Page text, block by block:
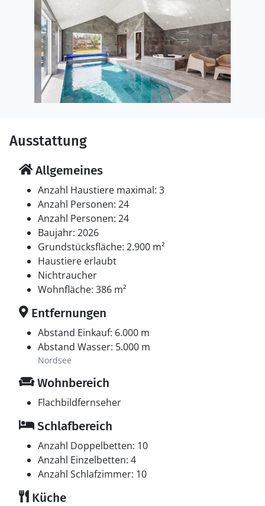
Ausstattung
Allgemeines
Anzahl Haustiere maximal: 3
Anzahl Personen: 24
Anzahl Personen: 24
Baujahr: 2026
Grundstücksfläche: 2.900 m²
Haustiere erlaubt
Nichtraucher
Wohnfläche: 386 m²
Entfernungen
Abstand Einkauf: 6.000 m
Abstand Wasser: 5.000 m
Nordsee
Wohnbereich
Flachbildfernseher
Schlafbereich
Anzahl Doppelbetten: 10
Anzahl Einzelbetten: 4
Anzahl Schlafzimmer: 10
Küche